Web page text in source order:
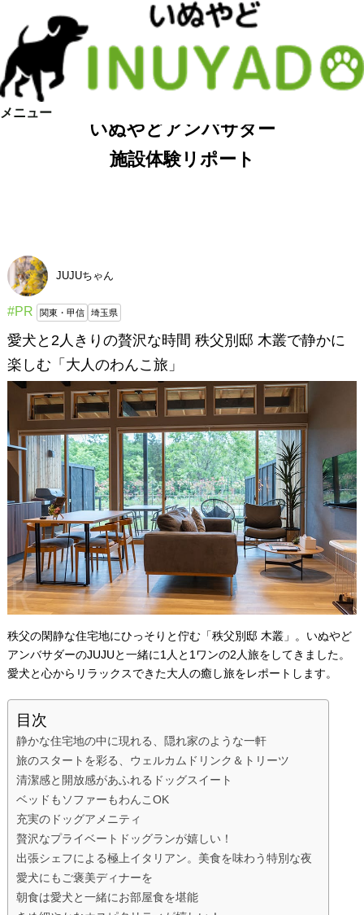
メニュー
いぬやどアンバサダー
施設体験リポート
JUJUちゃん
#PR 関東・甲信 埼玉県
愛犬と2人きりの贅沢な時間 秩父別邸 木叢で静かに
楽しむ「大人のわんこ旅」
秩父の閑静な住宅地にひっそりと佇む「秩父別邸 木叢」。いぬやど
アンバサダーのJUJUと一緒に1人と1ワンの2人旅をしてきました。
愛犬と心からリラックスできた大人の癒し旅をレポートします。
目次
静かな住宅地の中に現れる、隠れ家のような一軒
旅のスタートを彩る、ウェルカムドリンク＆トリーツ
清潔感と開放感があふれるドッグスイート
ベッドもソファーもわんこOK
充実のドッグアメニティ
贅沢なプライベートドッグランが嬉しい！
出張シェフによる極上イタリアン。美食を味わう特別な夜
愛犬にもご褒美ディナーを
朝食は愛犬と一緒にお部屋食を堪能